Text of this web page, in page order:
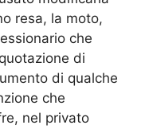
resa, la moto,
che
di
di qualche
che
nel privato